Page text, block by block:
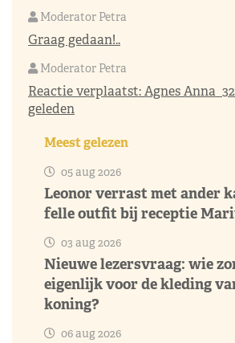
Moderator Petra
Graag gedaan!..
Moderator Petra
Reactie verplaatst:Agnes Anna
geleden
Meest gelezen
05 aug 2026
Leonor verrast met ander
felle outfit bij receptie
03 aug 2026
Nieuwe lezersvraag: wie
eigenlijk voor de kleding
koning?
06 aug 2026